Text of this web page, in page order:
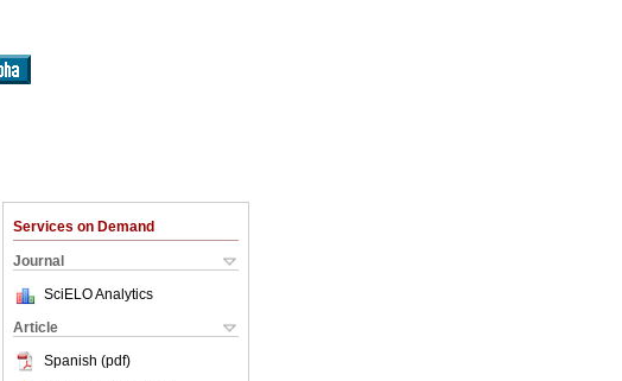
Services on Demand
Journal
SciELO Analytics
Article
Spanish (pdf)